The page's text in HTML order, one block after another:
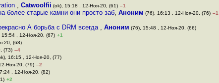
, Catwoolfii (ok), 15:18 , 12-Ноя-20, (61) –1
более старые камни они просто заб, Аноним (76), 16:13 , 12-Ноя-20, (76) –1
А борьба с DRM всегда , Аноним (76), 15:48 , 12-Ноя-20, (66)
15:54 , 12-Ноя-20, (67) +1
20, (68)
(73) –4
16:15 , 12-Ноя-20, (77)
Ноя-20, (79) –2
, 12-Ноя-20, (82)
+2